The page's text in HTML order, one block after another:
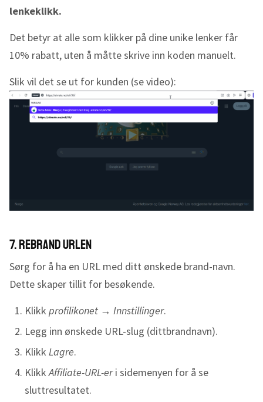
lenkeklikk.
Det betyr at alle som klikker på dine unike lenker får
10% rabatt, uten å måtte skrive inn koden manuelt.
Slik vil det se ut for kunden (se video):
7. Rebrand URLen
Sørg for å ha en URL med ditt ønskede brand-navn.
Dette skaper tillit for besøkende.
Klikk profilikonet → Innstillinger.
Legg inn ønskede URL-slug (dittbrandnavn).
Klikk Lagre.
KlikkAffiliate-URL-eri sidemenyen for å se
sluttresultatet.